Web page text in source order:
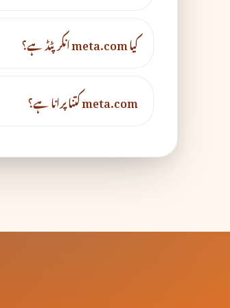
کیا meta.com انکرپٹڈ ہے؟
meta.com کتنا پرانا ہے؟